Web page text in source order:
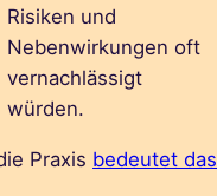
Risiken und
Nebenwirkungen oft
vernachlässigt
würden.
Praxis bedeutet das